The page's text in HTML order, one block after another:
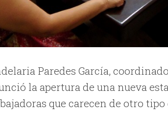
Paredes García,
la apertura de una nueva
que carecen de otro